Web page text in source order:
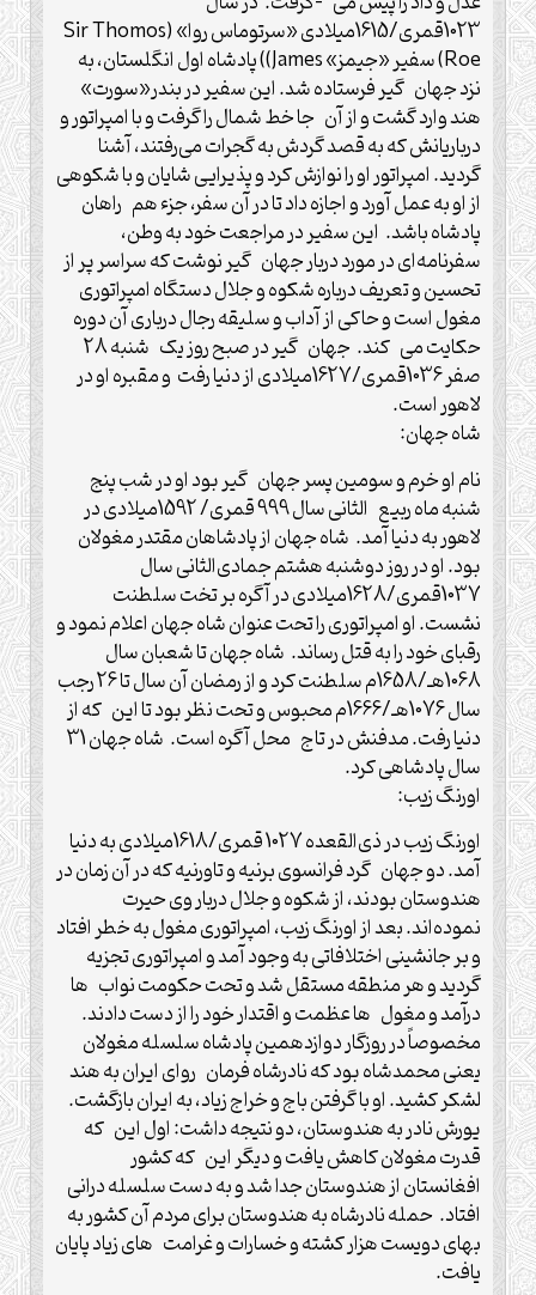
1023قمری/1615میلادی «سرتوماس روا» (Sir Thomos
Roe) سفیر «جیمز» James)) پادشاه اول انگلستان، به
نزد جهان گیر فرستاده شد. این سفیر در بندر«سورت»
هند وارد گشت و از آن جا خط شمال را گرفت و با امپراتور و
درباریانش که به قصد گردش به گجرات می‌رفتند، آشنا
گردید. امپراتور او را نوازش کرد و پذیرایی شایان و با شکوهی
از او به عمل آورد و اجازه داد تا در آن سفر، جزء هم راهان
پادشاه باشد. این سفیر در مراجعت خود به وطن،
سفرنامه‌ای در مورد دربار جهان گیر نوشت که سراسر پر از
تحسین و تعریف درباره شکوه و جلال دستگاه امپراتوری
مغول است و حاکی از آداب و سلیقه رجال درباری آن دوره
حکایت می کند. جهان گیر در صبح روز یک شنبه 28
صفر 1036قمری/1627میلادی از دنیا رفت و مقبره او در
لاهور است.
شاه جهان:
نام او خرم و سومین پسر جهان گیر بود او در شب پنج
شنبه ماه ربیع الثانی سال 999 قمری/ 1592میلادی در
لاهور به دنیا آمد. شاه جهان از پادشاهان مقتدر مغولان
بود. او در روز دوشنبه هشتم جمادی‌الثانی سال
1037قمری/1628میلادی در آگره بر تخت سلطنت
نشست. او امپراتوری را تحت عنوان شاه جهان اعلام نمود و
رقبای خود را به قتل رساند. شاه جهان تا شعبان سال
1068هـ/1658م سلطنت کرد و از رمضان آن سال تا 26 رجب
سال 1076هـ/1666م محبوس و تحت نظر بود تا این که از
دنیا رفت. مدفنش در تاج محل آگره است. شاه جهان 31
سال پادشاهی کرد.
اورنگ زیب:
اورنگ زیب در ذی‌القعده 1027 قمری/1618میلادی به دنیا
آمد. دو جهان گرد فرانسوی برنیه و تاورنیه که در آن زمان در
هندوستان بودند، از شکوه و جلال دربار وی حیرت
نموده‌اند. بعد از اورنگ زیب، امپراتوری مغول به خطر افتاد
و بر جانشینی اختلافاتی به وجود آمد و امپراتوری تجزیه
گردید و هر منطقه مستقل شد و تحت حکومت نواب ها
درآمد و مغول ها عظمت و اقتدار خود را از دست دادند.
مخصوصاً در روزگار دوازدهمین پادشاه سلسله مغولان
یعنی محمدشاه بود که نادرشاه فرمان روای ایران به هند
لشکر کشید. او با گرفتن باج و خراج زیاد، به ایران بازگشت.
یورش نادر به هندوستان، دو نتیجه داشت: اول این که
قدرت مغولان کاهش یافت و دیگر این که کشور
افغانستان از هندوستان جدا شد و به دست سلسله درانی
افتاد. حمله نادرشاه به هندوستان برای مردم آن کشور به
بهای دویست هزار کشته و خسارات و غرامت های زیاد پایان
یافت.